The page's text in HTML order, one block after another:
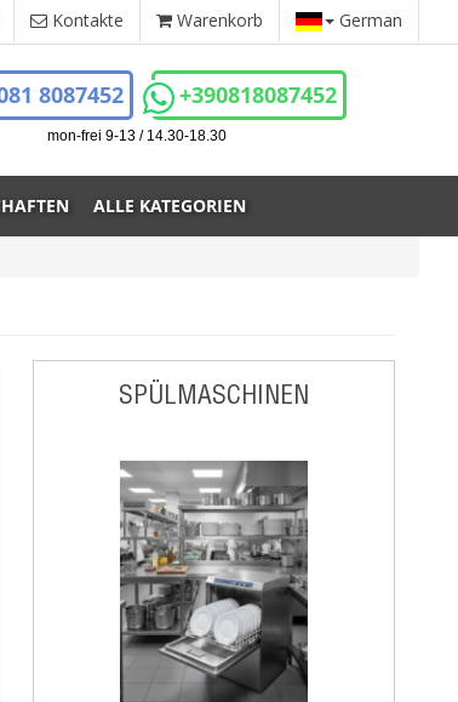
Kontakte Warenkorb German
8087452 +390818087452
mon-frei 9-13 / 14.30-18.30
ALLE KATEGORIEN
SPÜLMASCHINEN